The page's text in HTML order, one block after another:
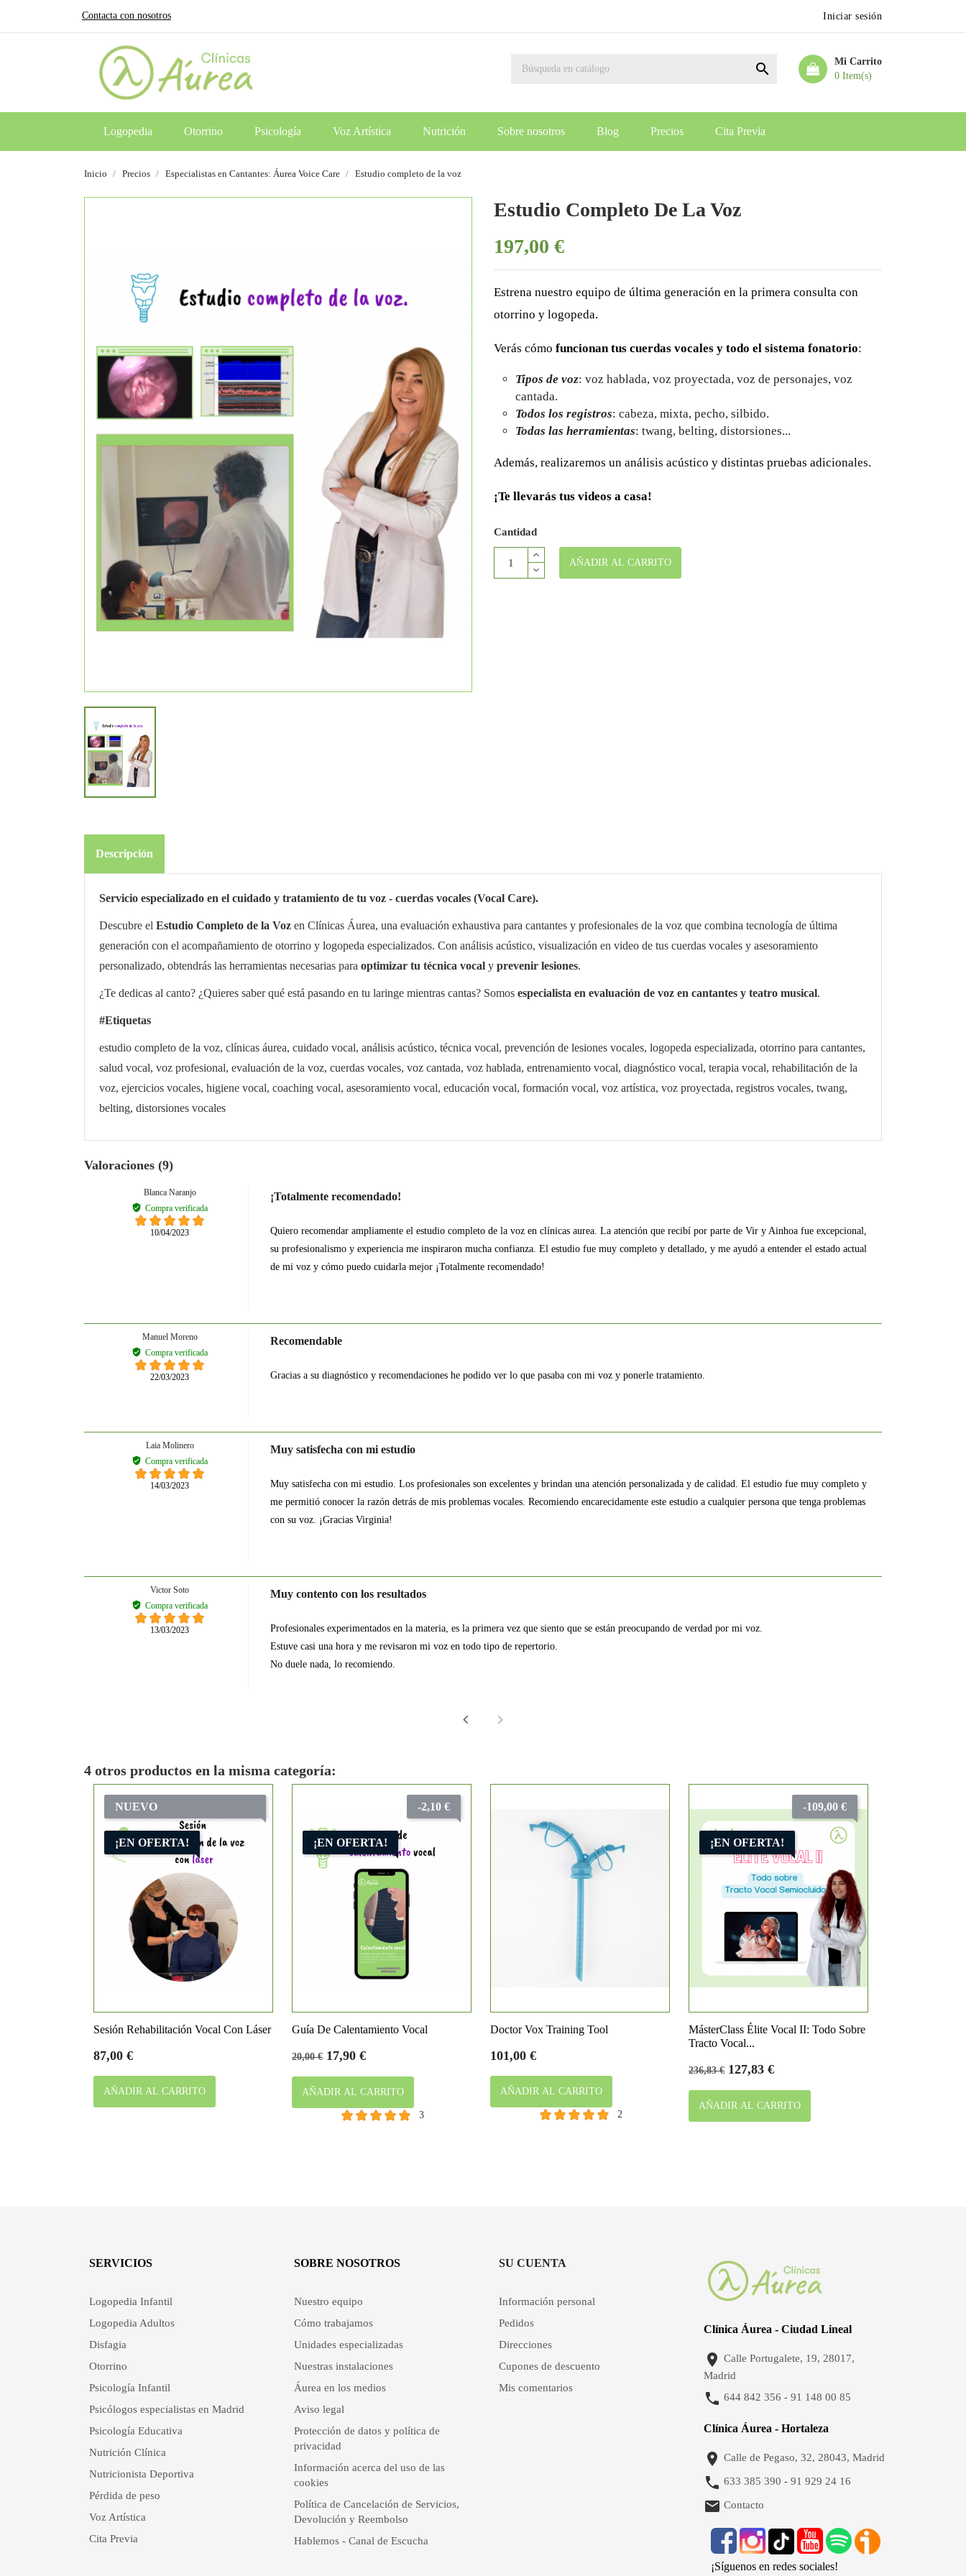
Contacta con nosotros Iniciar sesión
Mi Carrito
0 Item(s)

Logopedia Otorrino Psicología Voz Artística Nutrición Sobre nosotros Blog Precios Cita Previa
Inicio Precios Especialistas en Cantantes: Áurea Voice Care Estudio completo de la voz
Estudio Completo De La Voz
197,00 €
Estrena nuestro equipo de última generación en la primera consulta con
otorrino y logopeda.
Verás cómo funcionan tus cuerdas vocales y todo el sistema fonatorio:
Tipos de voz: voz hablada, voz proyectada, voz de personajes, voz
cantada.
Todos los registros: cabeza, mixta, pecho, silbido.
Todas las herramientas: twang, belting, distorsiones...
Además, realizaremos un análisis acústico y distintas pruebas adicionales.
¡Te llevarás tus videos a casa!
Cantidad
AÑADIR AL CARRITO
Descripción
Servicio especializado en el cuidado y tratamiento de tu voz - cuerdas vocales (Vocal Care).
Descubre el Estudio Completo de la Voz en Clínicas Áurea, una evaluación exhaustiva para cantantes y profesionales de la voz que combina tecnología de última
generación con el acompañamiento de otorrino y logopeda especializados. Con análisis acústico, visualización en video de tus cuerdas vocales y asesoramiento
personalizado, obtendrás las herramientas necesarias para optimizar tu técnica vocal y prevenir lesiones.
¿Te dedicas al canto? ¿Quieres saber qué está pasando en tu laringe mientras cantas? Somos especialista en evaluación de voz en cantantes y teatro musical.
#Etiquetas
estudio completo de la voz, clínicas áurea, cuidado vocal, análisis acústico, técnica vocal, prevención de lesiones vocales, logopeda especializada, otorrino para cantantes,
salud vocal, voz profesional, evaluación de la voz, cuerdas vocales, voz cantada, voz hablada, entrenamiento vocal, diagnóstico vocal, terapia vocal, rehabilitación de la
voz, ejercicios vocales, higiene vocal, coaching vocal, asesoramiento vocal, educación vocal, formación vocal, voz artística, voz proyectada, registros vocales, twang,
belting, distorsiones vocales
Valoraciones (9)
Blanca Naranjo
Compra verificada
10/04/2023
¡Totalmente recomendado!
Quiero recomendar ampliamente el estudio completo de la voz en clínicas aurea. La atención que recibí por parte de Vir y Ainhoa fue excepcional,
su profesionalismo y experiencia me inspiraron mucha confianza. El estudio fue muy completo y detallado, y me ayudó a entender el estado actual
de mi voz y cómo puedo cuidarla mejor ¡Totalmente recomendado!
Manuel Moreno
Compra verificada
22/03/2023
Recomendable
Gracias a su diagnóstico y recomendaciones he podido ver lo que pasaba con mi voz y ponerle tratamiento.
Laia Molinero
Compra verificada
14/03/2023
Muy satisfecha con mi estudio
Muy satisfecha con mi estudio. Los profesionales son excelentes y brindan una atención personalizada y de calidad. El estudio fue muy completo y
me permitió conocer la razón detrás de mis problemas vocales. Recomiendo encarecidamente este estudio a cualquier persona que tenga problemas
con su voz. ¡Gracias Virginia!
Victor Soto
Compra verificada
13/03/2023
Muy contento con los resultados
Profesionales experimentados en la materia, es la primera vez que siento que se están preocupando de verdad por mi voz.
Estuve casi una hora y me revisaron mi voz en todo tipo de repertorio.
No duele nada, lo recomiendo.
4 otros productos en la misma categoría:
¡EN OFERTA!
NUEVO
Vista rápida
Sesión Rehabilitación Vocal Con Láser
Precio
87,00 €
AÑADIR AL CARRITO
¡EN OFERTA!
-2,10 €
Vista rápida
Guía De Calentamiento Vocal
Precio
base
20,00 € Precio
17,90 €
AÑADIR AL CARRITO
3
Vista rápida
Doctor Vox Training Tool
Precio
101,00 €
AÑADIR AL CARRITO
2
¡EN OFERTA!
-109,00 €
Vista rápida
MásterClass Élite Vocal II: Todo Sobre
Tracto Vocal...
Precio
base
236,83 € Precio
127,83 €
AÑADIR AL CARRITO
SERVICIOS
Logopedia Infantil
Logopedia Adultos
Disfagia
Otorrino
Psicología Infantil
Psicólogos especialistas en Madrid
Psicología Educativa
Nutrición Clínica
Nutricionista Deportiva
Pérdida de peso
Voz Artística
Cita Previa
SOBRE NOSOTROS
Nuestro equipo
Cómo trabajamos
Unidades especializadas
Nuestras instalaciones
Áurea en los medios
Aviso legal
Protección de datos y política de
privacidad
Información acerca del uso de las
cookies
Política de Cancelación de Servicios,
Devolución y Reembolso
Hablemos - Canal de Escucha
SU CUENTA
Información personal
Pedidos
Direcciones
Cupones de descuento
Mis comentarios
Clínica Áurea - Ciudad Lineal
 Calle Portugalete, 19, 28017,
Madrid
 644 842 356 - 91 148 00 85
Clínica Áurea - Hortaleza
 Calle de Pegaso, 32, 28043, Madrid
 633 385 390 - 91 929 24 16
 Contacto
¡Síguenos en redes sociales!